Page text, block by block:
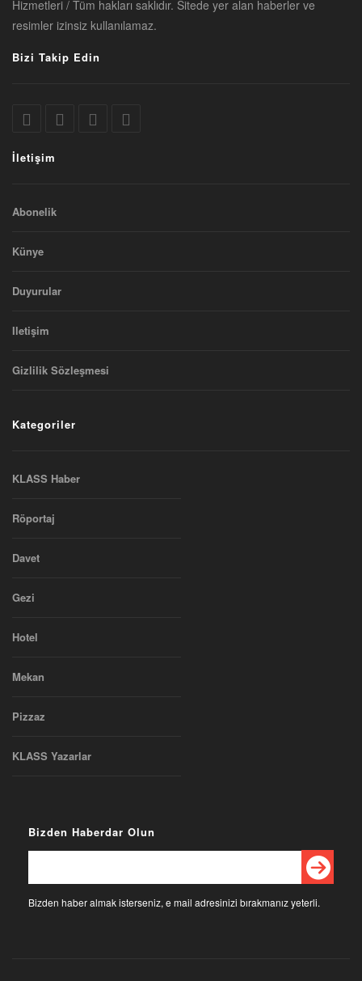
Hizmetleri / Tüm hakları saklıdır. Sitede yer alan haberler ve
resimler izinsiz kullanılamaz.
Bizi Takip Edin
İletişim
Abonelik
Künye
Duyurular
Iletişim
Gizlilik Sözleşmesi
Kategoriler
KLASS Haber
Röportaj
Davet
Gezi
Hotel
Mekan
Pizzaz
KLASS Yazarlar
Bizden Haberdar Olun
Bizden haber almak isterseniz, e mail adresinizi bırakmanız yeterli.